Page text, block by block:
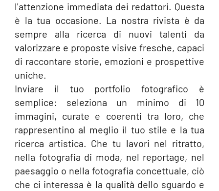
l'attenzione immediata dei redattori. Questa
è la tua occasione. La nostra rivista è da
sempre alla ricerca di nuovi talenti da
valorizzare e proposte visive fresche, capaci
di raccontare storie, emozioni e prospettive
uniche.
Inviare il tuo portfolio fotografico è
semplice: seleziona un minimo di 10
immagini, curate e coerenti tra loro, che
rappresentino al meglio il tuo stile e la tua
ricerca artistica. Che tu lavori nel ritratto,
nella fotografia di moda, nel reportage, nel
paesaggio o nella fotografia concettuale, ciò
che ci interessa è la qualità dello sguardo e